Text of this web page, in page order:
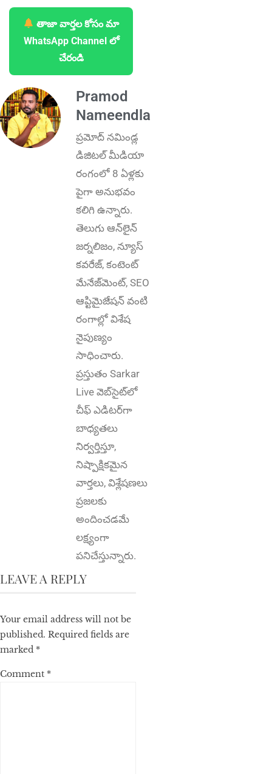
తాజా వార్తల కోసం మా
WhatsApp Channel లో
చేరండి
Pramod
Nameendla
ప్ర‌మోద్ న‌మిండ్ల‌
డిజిట‌ల్ మీడియా
రంగంలో 8 ఏళ్లకు
పైగా అనుభ‌వం
కలిగి ఉన్నారు.
తెలుగు ఆన్‌లైన్‌
జర్నలిజం, న్యూస్
కవరేజ్‌, కంటెంట్
మేనేజ్‌మెంట్‌, SEO
ఆప్టిమైజేషన్‌ వంటి
రంగాల్లో విశేష
నైపుణ్యం
సాధించారు.
ప్రస్తుతం Sarkar
Live వెబ్‌సైట్‌లో
చీఫ్ ఎడిటర్‌గా
బాధ్యతలు
నిర్వర్తిస్తూ,
నిష్పాక్షికమైన
వార్తలు, విశ్లేషణలు
ప్రజలకు
అందించడమే
లక్ష్యంగా
పనిచేస్తున్నారు.
LEAVE A REPLY
Your email address will not be
published. Required fields are
marked *
Comment *